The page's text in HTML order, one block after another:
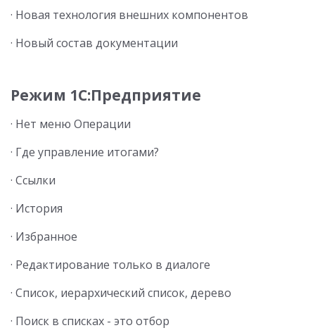
· Новая технология внешних компонентов
· Новый состав документации
Режим 1С:Предприятие
· Нет меню Операции
· Где управление итогами?
· Ссылки
· История
· Избранное
· Редактирование только в диалоге
· Список, иерархический список, дерево
· Поиск в списках - это отбор